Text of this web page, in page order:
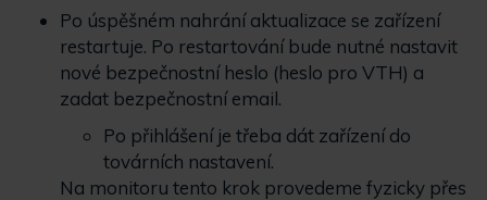
Po úspěšném nahrání aktualizace se zařízení
restartuje. Po restartování bude nutné nastavit
nové bezpečnostní heslo (heslo pro VTH) a
zadat bezpečnostní email.
Po přihlášení je třeba dát zařízení do
továrních nastavení.
Na monitoru tento krok provedeme fyzicky přes